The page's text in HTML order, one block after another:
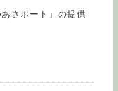
さポート」の提供